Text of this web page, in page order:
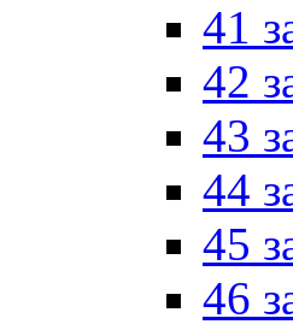
41
42
43
44
45
46